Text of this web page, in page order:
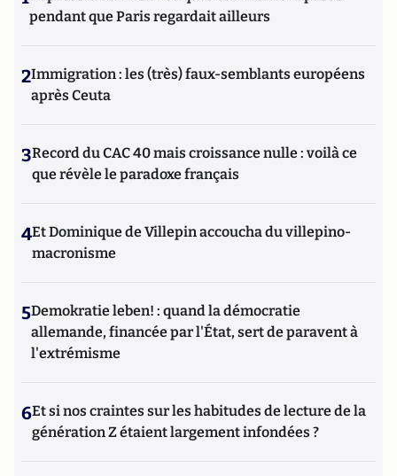
pendant que Paris regardait ailleurs
2Immigration : les (très) faux-semblants européens
après Ceuta
3Record du CAC 40 mais croissance nulle : voilà ce
que révèle le paradoxe français
4Et Dominique de Villepin accoucha du villepino-
macronisme
5Demokratie leben! : quand la démocratie
allemande, financée par l'État, sert de paravent à
l'extrémisme
6Et si nos craintes sur les habitudes de lecture de la
génération Z étaient largement infondées ?